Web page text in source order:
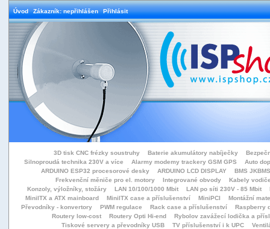
Úvod Zákazník: nepřihlášen Přihlásit
3D tisk CNC frézky soustruhy Baterie akumulátory nabíječky
Silnoproudá technika 230V a více
Alarmy modemy trackery GSM GPS
Auto
ARDUINO ESP32 procesorové desky
ARDUINO LCD DISPLAY
BMS
Frekvenční měniče pro el. motory
Integrované obvody
Kabely
Konzoly, výložníky, stožáry
LAN 10/100/1000 Mbit LAN po síti 230V - 85 Mbit
MiniITX a ATX mainboard
MiniITX case a příslušenství MiniPCI
Montážní
Převodníky - konvertory
PWM regulace Rack case a příslušenství
Raspberry
Routery low-cost
Routery Opti Hi-end
Rybolov zavážecí lodička a přísl
Tiskové servery a převodníky USB
TV příslušenství i k UPC